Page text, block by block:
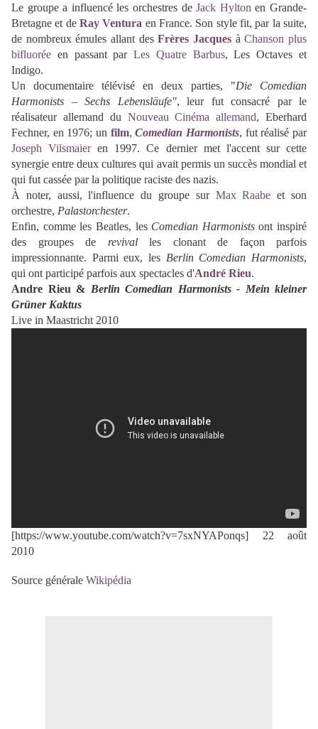
Le groupe a influencé les orchestres deJack Hylton en Grande-
Bretagne et de Ray Ventura en France. Son style fit, par la suite,
de nombreux émules allant desFrères Jacques àChanson plus
bifluorée en passant parLes Quatre Barbus, Les Octaves et
Indigo.
Un documentaire télévisé en deux parties, "Die Comedian
Harmonists – Sechs Lebensläufe", leur fut consacré par le
réalisateur allemand du Nouveau Cinéma allemand, Eberhard
Fechner, en 1976; un film,Comedian Harmonists, fut réalisé par
Joseph Vilsmaieren 1997. Ce dernier met l'accent sur cette
synergie entre deux cultures qui avait permis un succès mondial et
qui fut cassée par la politique raciste des nazis.
À noter, aussi, l'influence du groupe sur Max Raabe et son
orchestre, Palastorchester.
Enfin, comme les Beatles, les Comedian Harmonistsont inspiré
des groupes de revivalles clonant de façon parfois
impressionnante. Parmi eux, les Berlin Comedian Harmonists,
qui ont participé parfois aux spectacles d'André Rieu.
Andre Rieu & Berlin Comedian Harmonists - Mein kleiner
Grüner Kaktus
Live in Maastricht 2010
[https://www.youtube.com/watch?v=7sxNYAPonqs] 22 août
2010
Source générale Wikipédia